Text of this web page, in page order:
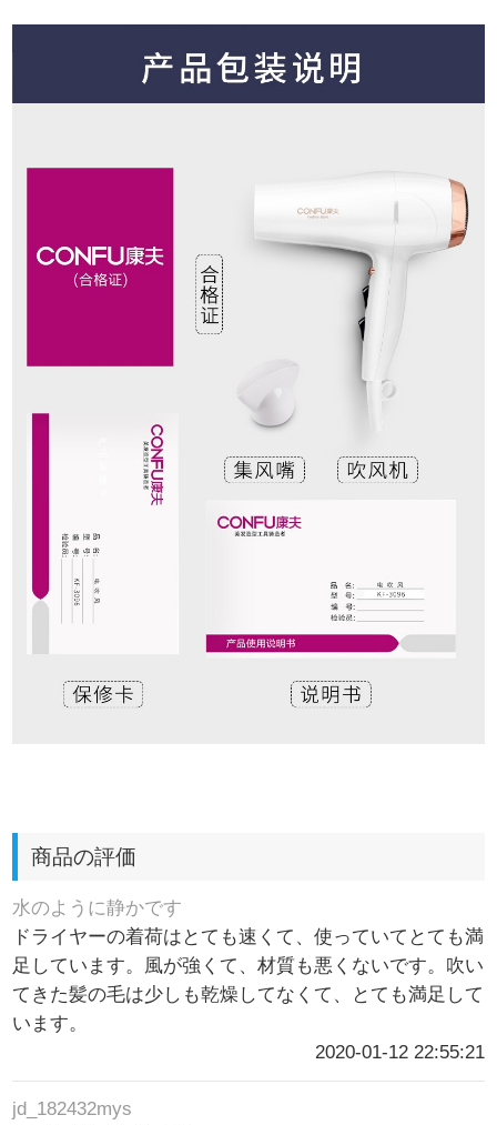
商品の評価
水のように静かです
ドライヤーの着荷はとても速くて、使っていてとても満
足しています。風が強くて、材質も悪くないです。吹い
てきた髪の毛は少しも乾燥してなくて、とても満足して
います。
2020-01-12 22:55:21
jd_182432mys